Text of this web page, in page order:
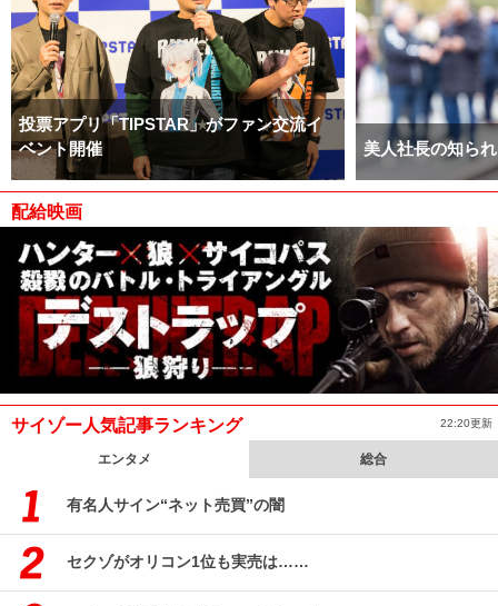
投票アプリ「TIPSTAR」がファン交流イ
ベント開催
美人社長の知ら
配給映画
サイゾー人気記事ランキング 22:20更新
エンタメ 総合
有名人サイン“ネット売買”の闇
セクゾがオリコン1位も実売は……